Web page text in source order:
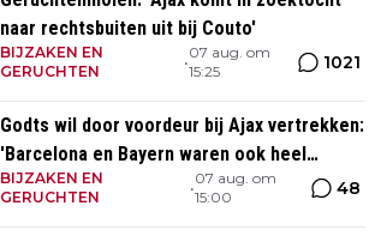
naar rechtsbuiten uit bij Couto'
BIJZAKEN EN
GERUCHTEN
•
07 aug. om
15:25
1021
Godts wil door voordeur bij Ajax vertrekken:
'Barcelona en Bayern waren ook heel
serieus'
BIJZAKEN EN
GERUCHTEN
•
07 aug. om
15:00
48